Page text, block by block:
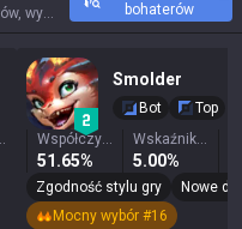
Na podstawie najczęściej granych bohaterów, wyników i kluczowych statystyk tego przywoływacza.
bohaterów
Smolder
Bot
Top
Współczynnik zwycięstw
51.65%
Wskaźnik wygranych
5.00%
Zgodność stylu gry
Nowe
Mocny wybór #16